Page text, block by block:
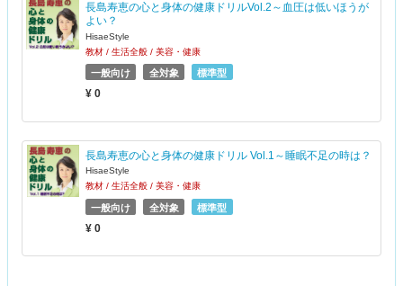
長島寿恵の心と身体の健康ドリルVol.2～血圧は低いほうが
よい？
HisaeStyle
教材 / 生活全般 / 美容・健康
一般向け 全対象 標準型
¥ 0
長島寿恵の心と身体の健康ドリル Vol.1～睡眠不足の時は？
HisaeStyle
教材 / 生活全般 / 美容・健康
一般向け 全対象 標準型
¥ 0